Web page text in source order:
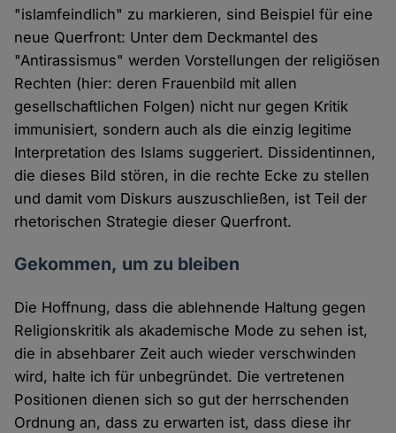
"islamfeindlich" zu markieren, sind Beispiel für eine
neue Querfront: Unter dem Deckmantel des
"Antirassismus" werden Vorstellungen der religiösen
Rechten (hier: deren Frauenbild mit allen
gesellschaftlichen Folgen) nicht nur gegen Kritik
immunisiert, sondern auch als die einzig legitime
Interpretation des Islams suggeriert. Dissidentinnen,
die dieses Bild stören, in die rechte Ecke zu stellen
und damit vom Diskurs auszuschließen, ist Teil der
rhetorischen Strategie dieser Querfront.
Gekommen, um zu bleiben
Die Hoffnung, dass die ablehnende Haltung gegen
Religionskritik als akademische Mode zu sehen ist,
die in absehbarer Zeit auch wieder verschwinden
wird, halte ich für unbegründet. Die vertretenen
Positionen dienen sich so gut der herrschenden
Ordnung an, dass zu erwarten ist, dass diese ihr